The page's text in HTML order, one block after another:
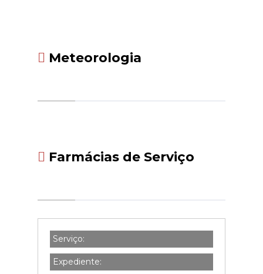
Meteorologia
Farmácias de Serviço
Serviço:
Expediente: